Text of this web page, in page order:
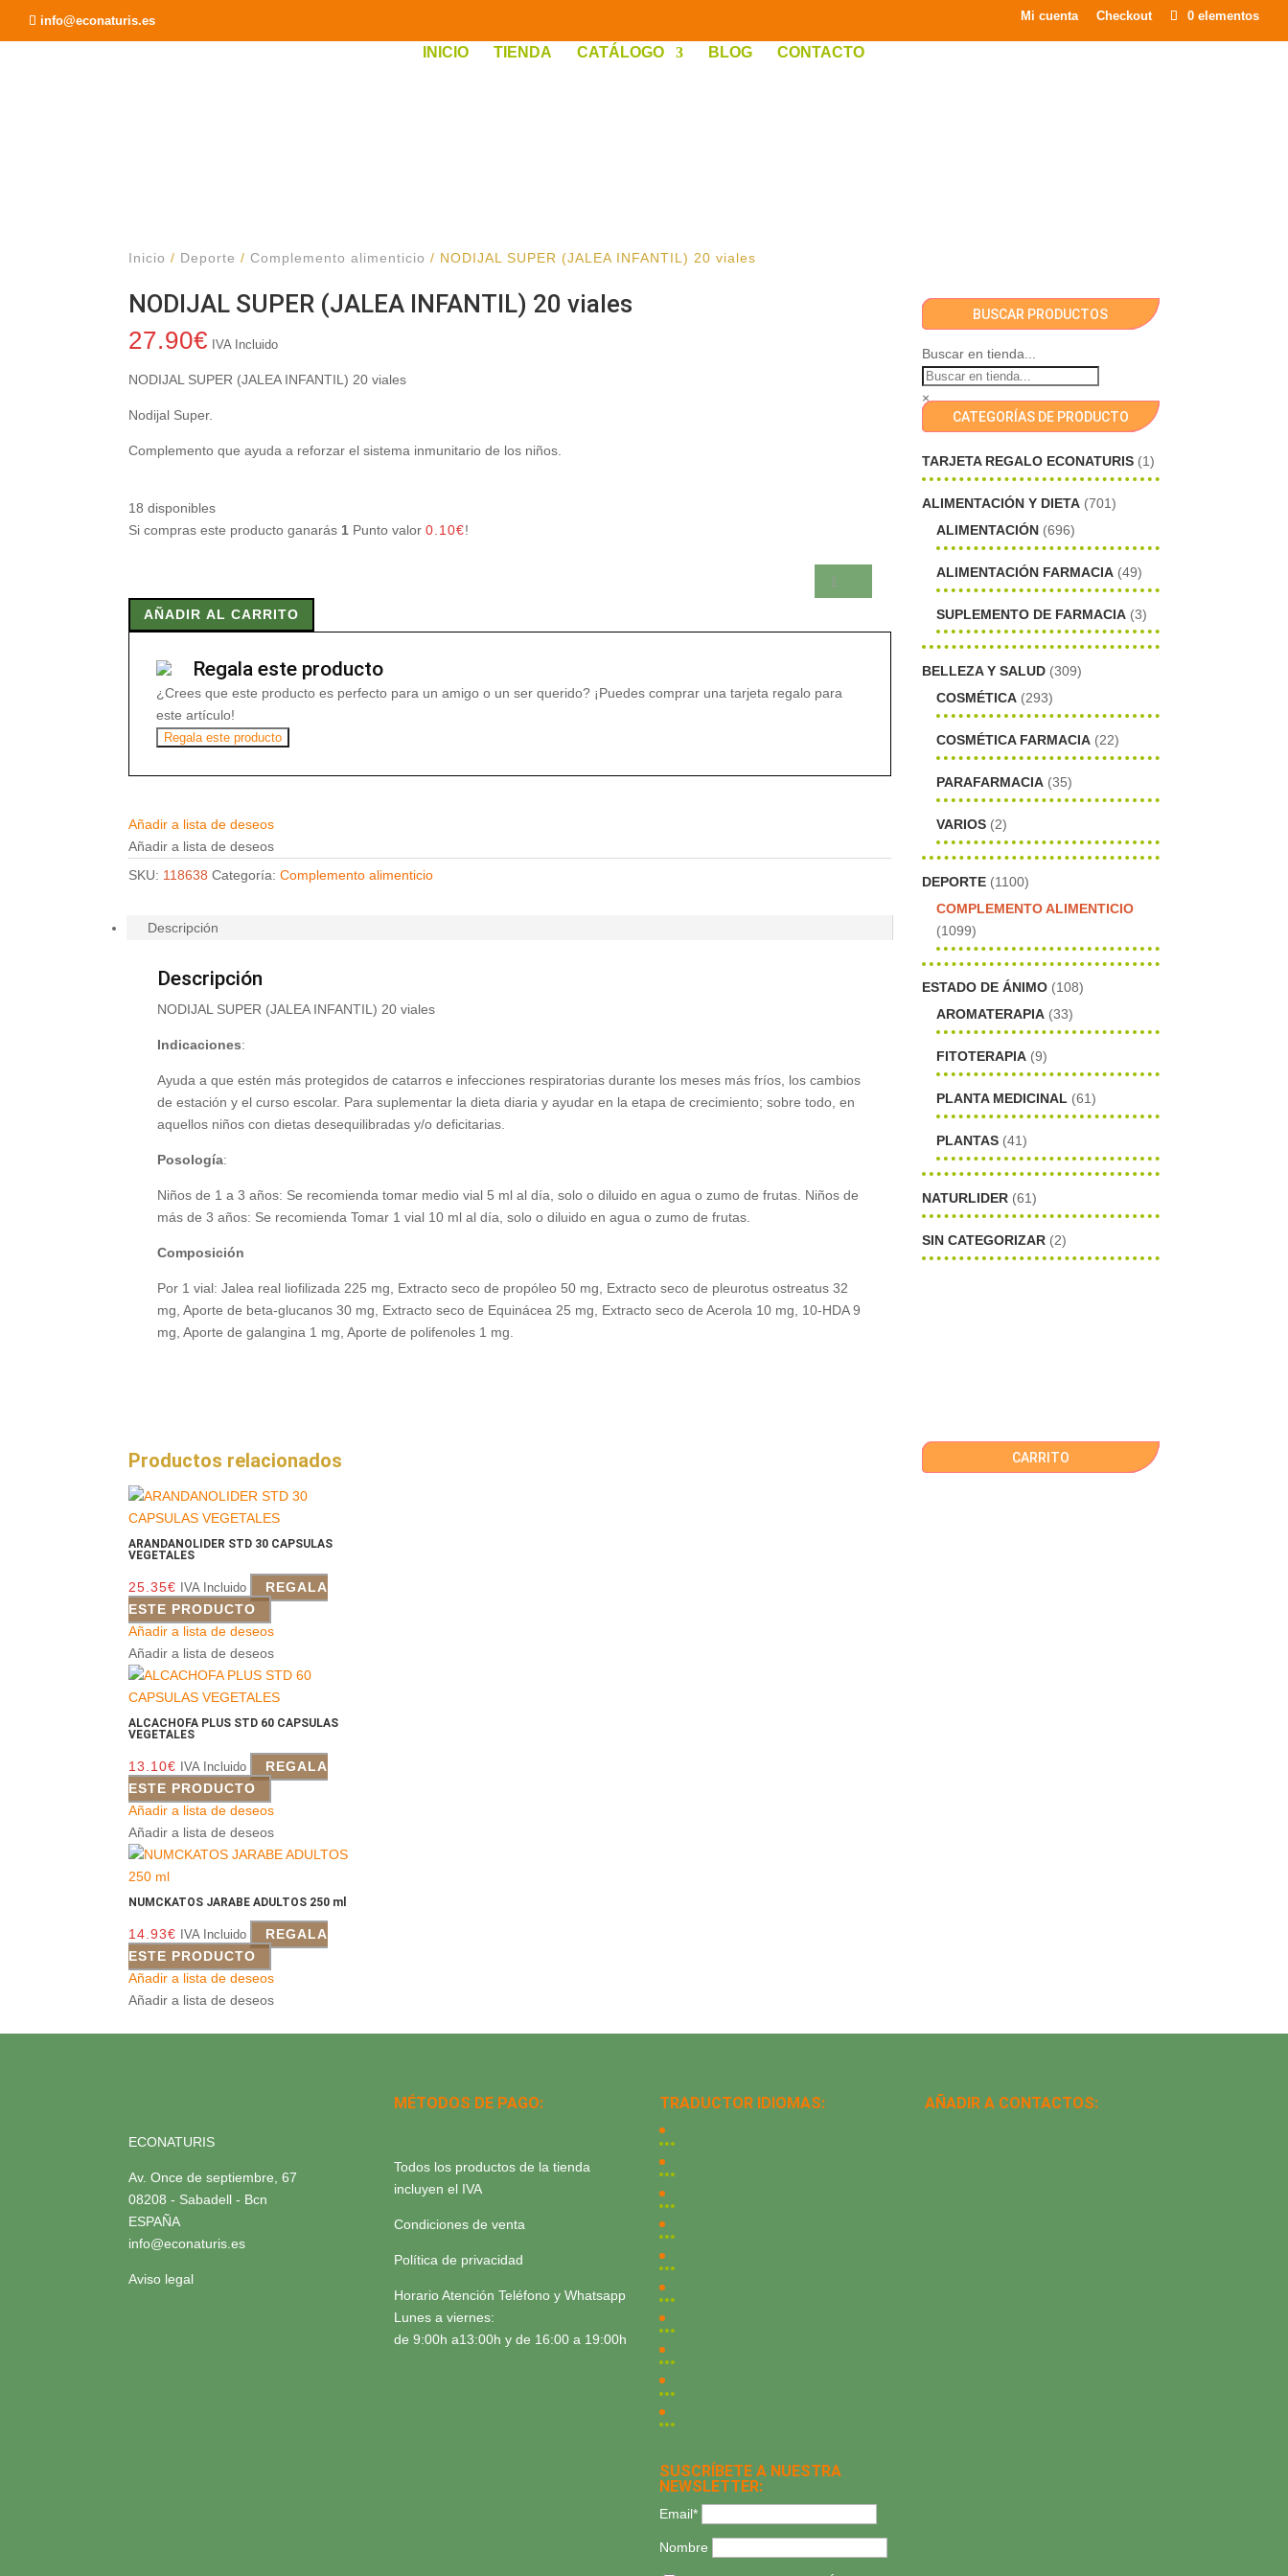
info@econaturis.es Mi cuenta Checkout 0 elementos
INICIO TIENDA CATÁLOGO BLOG CONTACTO
Inicio / Deporte /Complemento alimenticio / NODIJAL SUPER (JALEA INFANTIL) 20 viales
NODIJAL SUPER (JALEA INFANTIL) 20 viales
27.90€ IVA Incluido
NODIJAL SUPER (JALEA INFANTIL) 20 viales
Nodijal Super.
Complemento que ayuda a reforzar el sistema inmunitario de los niños.
18 disponibles
Si compras este producto ganarás 1 Punto valor0.10€!
SUPER
(JALEA
AÑADIR AL CARRITO
Regala este producto
¿Crees que este producto es perfecto para un amigo o un ser querido? ¡Puedes comprar una tarjeta regalo para
este artículo!
Regala este producto
Añadir a lista de deseos
Añadir a lista de deseos
SKU: 118638 Categoría:Complemento alimenticio
Descripción
Descripción
NODIJAL SUPER (JALEA INFANTIL) 20 viales
Indicaciones:
Ayuda a que estén más protegidos de catarros e infecciones respiratorias durante los meses más fríos, los cambios
de estación y el curso escolar. Para suplementar la dieta diaria y ayudar en la etapa de crecimiento; sobre todo, en
aquellos niños con dietas desequilibradas y/o deficitarias.
Posología:
Niños de 1 a 3 años: Se recomienda tomar medio vial 5 ml al día, solo o diluido en agua o zumo de frutas. Niños de
más de 3 años: Se recomienda Tomar 1 vial 10 ml al día, solo o diluido en agua o zumo de frutas.
Composición
Por 1 vial: Jalea real liofilizada 225 mg, Extracto seco de propóleo 50 mg, Extracto seco de pleurotus ostreatus 32
mg, Aporte de beta-glucanos 30 mg, Extracto seco de Equinácea 25 mg, Extracto seco de Acerola 10 mg, 10-HDA 9
mg, Aporte de galangina 1 mg, Aporte de polifenoles 1 mg.
Productos relacionados
ARANDANOLIDER STD 30 CAPSULAS
VEGETALES
25.35€ IVA Incluido
REGALA
ESTE PRODUCTO
Añadir a lista de deseos
Añadir a lista de deseos
ALCACHOFA PLUS STD 60 CAPSULAS
VEGETALES
13.10€ IVA Incluido
REGALA
ESTE PRODUCTO
Añadir a lista de deseos
Añadir a lista de deseos
NUMCKATOS JARABE ADULTOS 250 ml
14.93€ IVA Incluido
REGALA
ESTE PRODUCTO
Añadir a lista de deseos
Añadir a lista de deseos
BUSCAR PRODUCTOS
Buscar en tienda...
×
CATEGORÍAS DE PRODUCTO
TARJETA REGALO ECONATURIS (1)
ALIMENTACIÓN Y DIETA (701)
ALIMENTACIÓN (696)
ALIMENTACIÓN FARMACIA (49)
SUPLEMENTO DE FARMACIA (3)
BELLEZA Y SALUD (309)
COSMÉTICA (293)
COSMÉTICA FARMACIA (22)
PARAFARMACIA (35)
VARIOS (2)
DEPORTE (1100)
COMPLEMENTO ALIMENTICIO
(1099)
ESTADO DE ÁNIMO (108)
AROMATERAPIA (33)
FITOTERAPIA (9)
PLANTA MEDICINAL (61)
PLANTAS (41)
NATURLIDER (61)
SIN CATEGORIZAR (2)
CARRITO
ECONATURIS
Av. Once de septiembre, 67
08208 - Sabadell - Bcn
ESPAÑA
info@econaturis.es
Aviso legal
MÉTODOS DE PAGO:
Todos los productos de la tienda
incluyen el IVA
Condiciones de venta
Política de privacidad
Horario Atención Teléfono y Whatsapp
Lunes a viernes:
de 9:00h a13:00h y de 16:00 a 19:00h
TRADUCTOR IDIOMAS:
SUSCRÍBETE A NUESTRA
NEWSLETTER:
Email*
Nombre
AÑADIR A CONTACTOS: